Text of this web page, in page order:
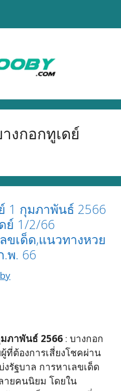
งกอกทูเดย์
1 กุมภาพันธ์ 2566
ย์ 1/2/66
ขเด็ด,แนวทางหวย
.พ. 66
ภาพันธ์ 2566 : บางกอก
ที่ต้องการเสี่ยงโชคผ่าน
รัฐบาล การหาเลขเด็ด
ายคนนิยม โดยใน